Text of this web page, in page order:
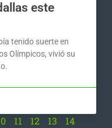
este
tenido suerte en
Olímpicos, vivió su
11 12 13 14